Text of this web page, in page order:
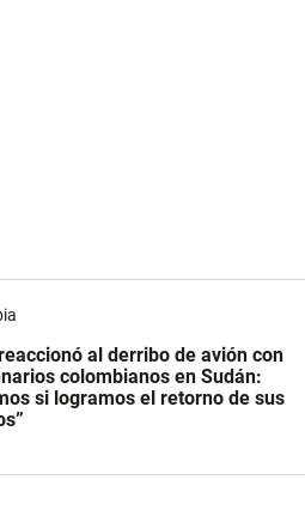
al derribo de avión con
colombianos en Sudán:
si logramos el retorno de sus